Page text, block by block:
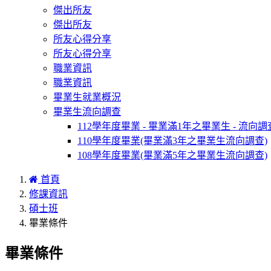
傑出所友
傑出所友
所友心得分享
所友心得分享
職業資訊
職業資訊
畢業生就業概況
畢業生流向調查
112學年度畢業 - 畢業滿1年之畢業生 - 流向調
110學年度畢業(畢業滿3年之畢業生流向調查)
108學年度畢業(畢業滿5年之畢業生流向調查)
首頁
修課資訊
碩士班
畢業條件
畢業條件